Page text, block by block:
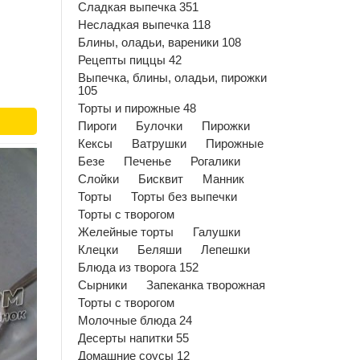
Сладкая выпечка 351
Несладкая выпечка 118
Блины, оладьи, вареники 108
Рецепты пиццы 42
Выпечка, блины, оладьи, пирожки
105
Торты и пирожные 48
Пироги
Булочки
Пирожки
Кексы
Ватрушки
Пирожные
Безе
Печенье
Рогалики
Слойки
Бисквит
Манник
Торты
Торты без выпечки
Торты с творогом
Желейные торты
Галушки
Клецки
Беляши
Лепешки
Блюда из творога 152
Сырники
Запеканка творожная
Торты с творогом
Молочные блюда 24
Десерты напитки 55
Домашние соусы 12